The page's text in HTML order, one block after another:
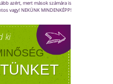
6 LEGFŐBB
tartósan 30–35 °C fölé
hőszabályozó